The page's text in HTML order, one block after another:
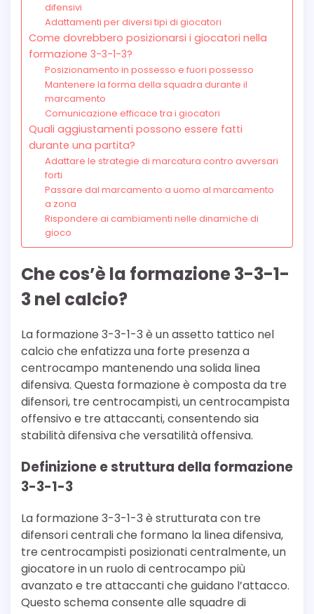
difensivi
Adattamenti per diversi tipi di giocatori
Come dovrebbero posizionarsi i giocatori nella
formazione 3-3-1-3?
Posizionamento in possesso e fuori possesso
Mantenere la forma della squadra durante il
marcamento
Comunicazione efficace tra i giocatori
Quali aggiustamenti possono essere fatti
durante una partita?
Adattare le strategie di marcatura contro avversari
forti
Passare dal marcamento a uomo al marcamento
a zona
Rispondere ai cambiamenti nelle dinamiche di
gioco
Che cos’è la formazione 3-3-1-
3 nel calcio?
La formazione 3-3-1-3 è un assetto tattico nel
calcio che enfatizza una forte presenza a
centrocampo mantenendo una solida linea
difensiva. Questa formazione è composta da tre
difensori, tre centrocampisti, un centrocampista
offensivo e tre attaccanti, consentendo sia
stabilità difensiva che versatilità offensiva.
Definizione e struttura della formazione
3-3-1-3
La formazione 3-3-1-3 è strutturata con tre
difensori centrali che formano la linea difensiva,
tre centrocampisti posizionati centralmente, un
giocatore in un ruolo di centrocampo più
avanzato e tre attaccanti che guidano l’attacco.
Questo schema consente alle squadre di